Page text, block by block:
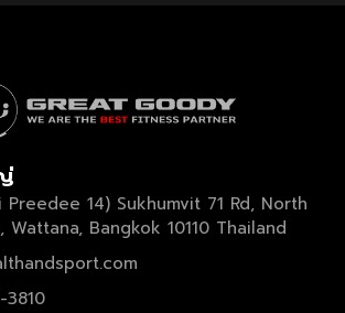
Preedee 14) Sukhumvit 71 Rd, North
Wattana, Bangkok 10110 Thailand
3810